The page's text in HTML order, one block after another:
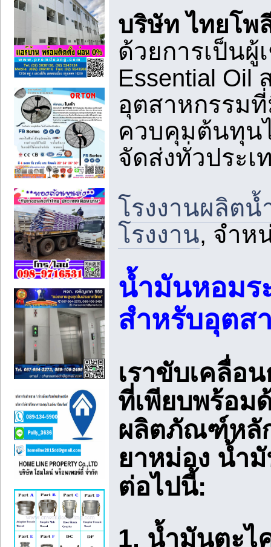
บริษัท ไทยโพ
ด้วยการเป็น
Essential Oil
อุตสาหกรรม
ควบคุมต้นทุน
จัดส่งทั่วประเ
โรงงานผลิตน้
โรงงาน, จำห
น้ำมันหอมร
สำหรับอุตส
เราขับเคลื่อ
ที่เพียบพร้อม
ผลิตภัณฑ์หลั
ยาหม่อง น้ำมั
ต่อไปนี้:
1. น้ำมันตะไ